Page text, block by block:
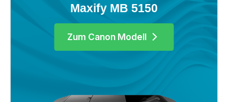
Maxify MB 5150
Zum Canon Modell